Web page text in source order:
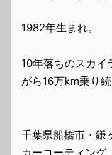
1982年生まれ。
10年落ちのスカ
がら16万km乗り
千葉県船橋市・鎌